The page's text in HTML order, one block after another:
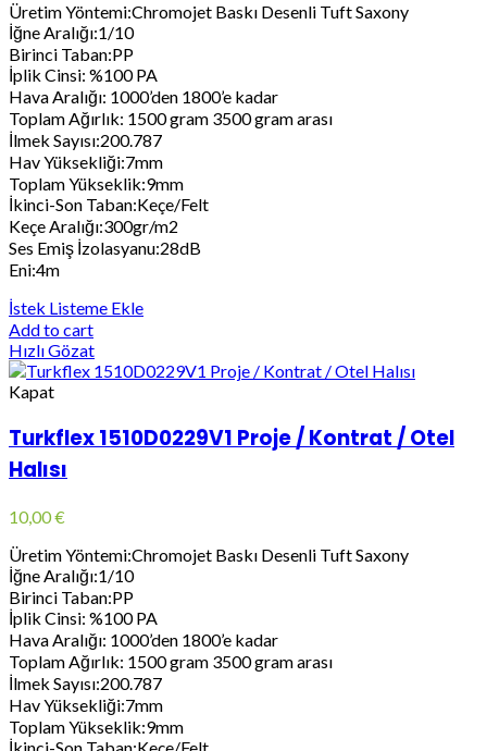
Üretim Yöntemi:Chromojet Baskı Desenli Tuft Saxony
İğne Aralığı:1/10
Birinci Taban:PP
İplik Cinsi: %100 PA
Hava Aralığı: 1000’den 1800’e kadar
Toplam Ağırlık: 1500 gram 3500 gram arası
İlmek Sayısı:200.787
Hav Yüksekliği:7mm
Toplam Yükseklik:9mm
İkinci-Son Taban:Keçe/Felt
Keçe Aralığı:300gr/m2
Ses Emiş İzolasyanu:28dB
Eni:4m
İstek Listeme Ekle
Add to cart
Hızlı Gözat
Kapat
Turkflex 1510D0229V1 Proje / Kontrat / Otel
Halısı
10,00€
Üretim Yöntemi:Chromojet Baskı Desenli Tuft Saxony
İğne Aralığı:1/10
Birinci Taban:PP
İplik Cinsi: %100 PA
Hava Aralığı: 1000’den 1800’e kadar
Toplam Ağırlık: 1500 gram 3500 gram arası
İlmek Sayısı:200.787
Hav Yüksekliği:7mm
Toplam Yükseklik:9mm